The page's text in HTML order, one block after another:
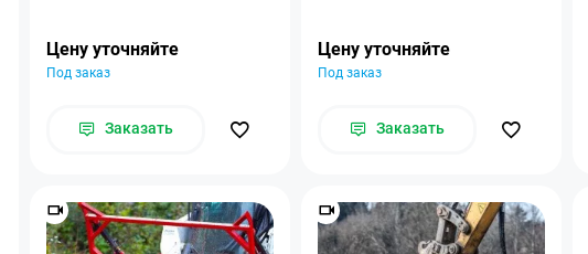
Цену уточняйте
Под заказ
Заказать
Цену уточняйте
Под заказ
Заказать